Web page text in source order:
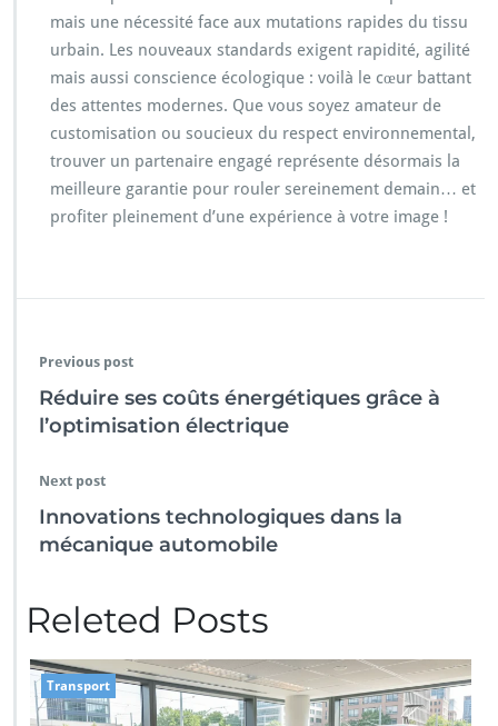
mais une nécessité face aux mutations rapides du tissu
urbain. Les nouveaux standards exigent rapidité, agilité
mais aussi conscience écologique : voilà le cœur battant
des attentes modernes. Que vous soyez amateur de
customisation ou soucieux du respect environnemental,
trouver un partenaire engagé représente désormais la
meilleure garantie pour rouler sereinement demain… et
profiter pleinement d’une expérience à votre image !
Previous post
Réduire ses coûts énergétiques grâce à
l’optimisation électrique
Next post
Innovations technologiques dans la
mécanique automobile
Releted Posts
Transport